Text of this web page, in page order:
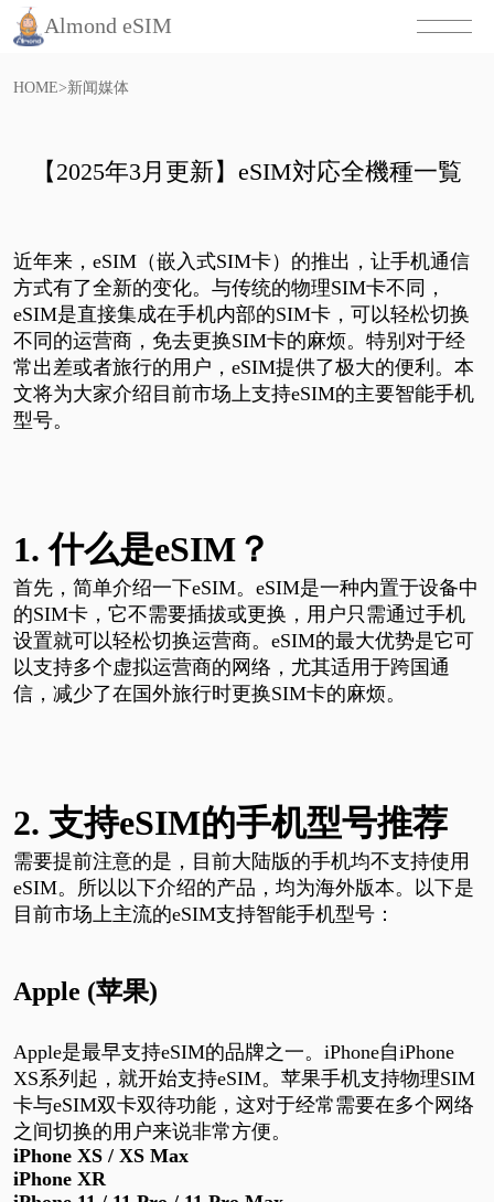
Almond eSIM
HOME>新闻媒体
【2025年3月更新】eSIM対応全機種一覧
近年来， eSIM（嵌入式SIM卡）的推出，让手机通信
方式有了全新的变化。与传统的物理SIM卡不同，
eSIM是直接集成在手机内部的SIM卡，可以轻松切换
不同的运营商，免去更换SIM卡的麻烦。特别对于经
常出差或者旅行的用户， eSIM提供了极大的便利。本
文将为大家介绍目前市场上支持eSIM的主要智能手机
型号。
1.什么是eSIM？
首先，简单介绍一下eSIM。 eSIM是一种内置于设备中
的SIM卡，它不需要插拔或更换，用户只需通过手机
设置就可以轻松切换运营商。 eSIM的最大优势是它可
以支持多个虚拟运营商的网络，尤其适用于跨国通
信，减少了在国外旅行时更换SIM卡的麻烦。
2. 支持eSIM的手机型号推荐
需要提前注意的是，目前大陆版的手机均不支持使用
eSIM。所以以下介绍的产品，均为海外版本。
以下是
目前市场上主流的eSIM支持智能手机型号：
Apple (苹果)
Apple是最早支持eSIM的品牌之一。 iPhone自iPhone
XS系列起，就开始支持eSIM。苹果手机支持物理SIM
卡与eSIM双卡双待功能，这对于经常需要在多个网络
之间切换的用户来说非常方便。
iPhone XS / XS Max
iPhone XR